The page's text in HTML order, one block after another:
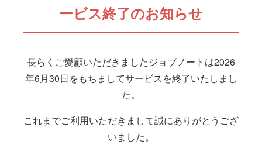
ービス終了のお知らせ
長らくご愛顧いただきましたジョブノートは2026
年6月30日をもちましてサービスを終了いたしまし
た。
これまでご利用いただきまして誠にありがとうござ
いました。